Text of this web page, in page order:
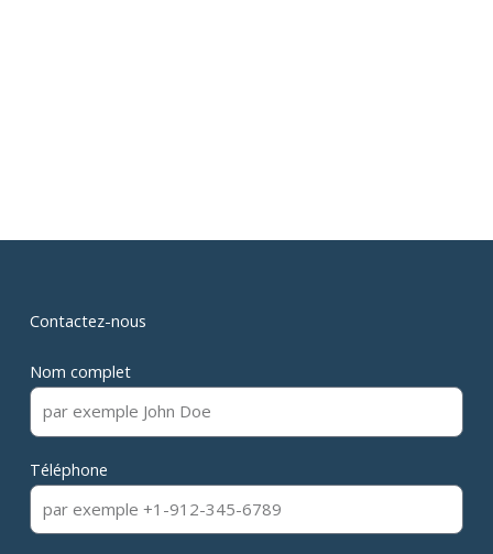
Contactez-nous
Nom complet
Téléphone